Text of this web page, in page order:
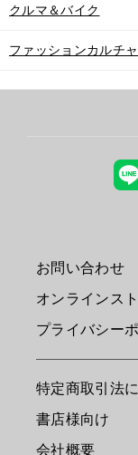
クルマ＆バイク
ファッションカルチ
お問い合わせ
オンラインス
プライバシー
特定商取引法
書店様向け
会社概要